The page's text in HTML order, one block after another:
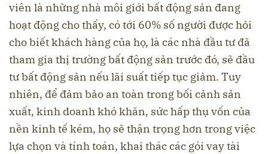
viên là những nhà môi giới bất động sản đang
hoạt động cho thấy, có tới 60% số người được hỏi
cho biết khách hàng của họ, là các nhà đầu tư đã
tham gia thị trường bất động sản trước đó, sẽ đầu
tư bất động sản nếu lãi suất tiếp tục giảm. Tuy
nhiên, để đảm bảo an toàn trong bối cảnh sản
xuất, kinh doanh khó khăn, sức hấp thụ vốn của
nền kinh tế kém, họ sẽ thận trọng hơn trong việc
lựa chọn và tính toán, khai thác các gói vay tài